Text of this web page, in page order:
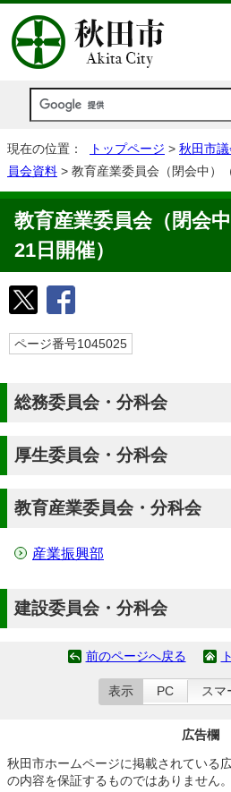
現在の位置： トップページ > 秋田市
員会資料 > 教育産業委員会（閉会中）
教育産業委員会（閉会
21日開催）
ページ番号1045025
総務委員会・分科会
厚生委員会・分科会
教育産業委員会・分科会
産業振興部
建設委員会・分科会
前のページへ戻る
表示 PC スマ
広告欄
秋田市ホームページに掲載されている
の内容を保証するものではありません。